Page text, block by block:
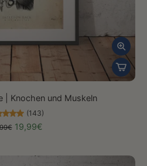
| Knochen und Muskeln
(143)
19,99€